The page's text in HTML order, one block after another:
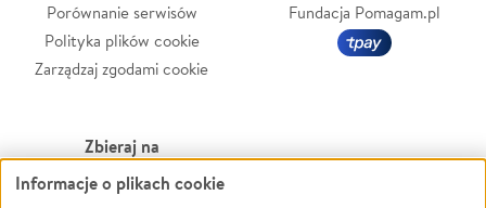
Porównanie serwisów
Polityka plików cookie
Zarządzaj zgodami cookie
Fundacja Pomagam.pl
Zbieraj na
Leczenie
Informacje o plikach cookie